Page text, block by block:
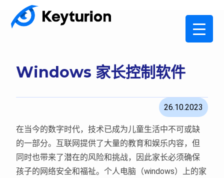
Windows 家长控制软件
26.10.2023
在当今的数字时代，技术已成为儿童生活中不可或缺
的一部分。互联网提供了大量的教育和娱乐内容，但
同时也带来了潜在的风险和挑战，因此家长必须确保
孩子的网络安全和福祉。个人电脑（windows）上的家